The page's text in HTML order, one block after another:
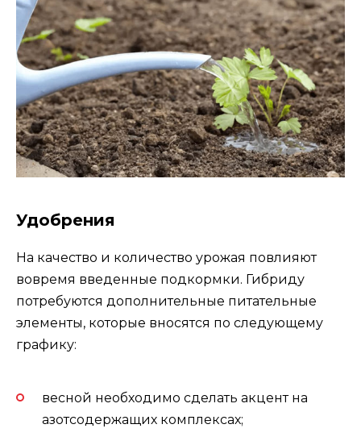
Удобрения
На качество и количество урожая повлияют
вовремя введенные подкормки. Гибриду
потребуются дополнительные питательные
элементы, которые вносятся по следующему
графику:
весной необходимо сделать акцент на
азотсодержащих комплексах;